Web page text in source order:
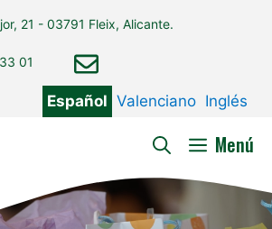
21 - 03791 Fleix, Alicante.
01
Español Valenciano Inglés
Menú